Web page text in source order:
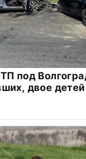
под
двое детей